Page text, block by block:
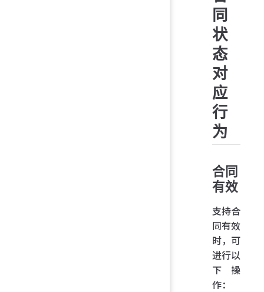
同
状
态
对
应
行
为
合同
有效
支持合
同有效
时，可
进行以
下操
作：